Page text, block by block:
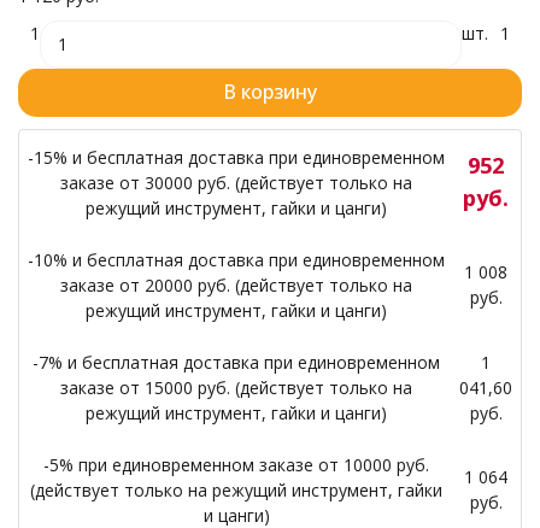
1
шт. 1
В корзину
-15% и бесплатная доставка при единовременном
заказе от 30000 руб. (действует только на
режущий инструмент, гайки и цанги)
952
руб.
-10% и бесплатная доставка при единовременном
заказе от 20000 руб. (действует только на
режущий инструмент, гайки и цанги)
1 008
руб.
-7% и бесплатная доставка при единовременном
заказе от 15000 руб. (действует только на
режущий инструмент, гайки и цанги)
1
041,60
руб.
-5% при единовременном заказе от 10000 руб.
(действует только на режущий инструмент, гайки
и цанги)
1 064
руб.